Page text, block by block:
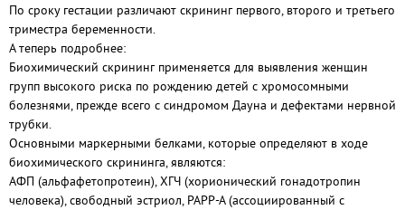
По сроку гестации различают скрининг первого, второго и третьего
триместра беременности.
А теперь подробнее:
Биохимический скрининг применяется для выявления женщин
групп высокого риска по рождению детей с хромосомными
болезнями, прежде всего с синдромом Дауна и дефектами нервной
трубки.
Основными маркерными белками, которые определяют в ходе
биохимического скрининга, являются:
АФП (альфафетопротеин), ХГЧ (хорионический гонадотропин
человека), свободный эстриол, РАРР-А (ассоциированный с